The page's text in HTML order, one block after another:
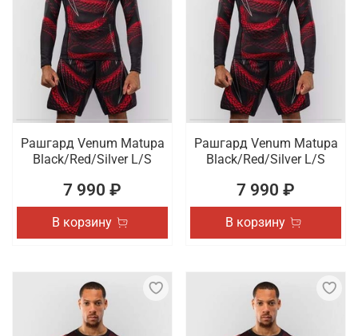
Рашгард Venum Matupa
Black/Red/Silver L/S
7 990 ₽
В корзину
Рашгард Venum Matupa
Black/Red/Silver L/S
7 990 ₽
В корзину